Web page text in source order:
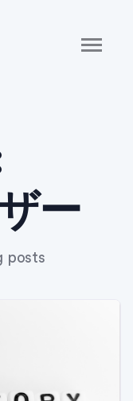
ー
posts